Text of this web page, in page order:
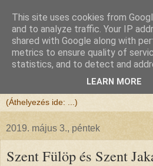
Félix atya
Szeretettel köszöntöm a
2019. május 3., péntek
Szent Fülöp és Szent
This site uses cookies from
and to analyze traffic. Your IP
shared with Google along with
metrics to ensure quality of
statistics, and to detect and
LEARN MORE